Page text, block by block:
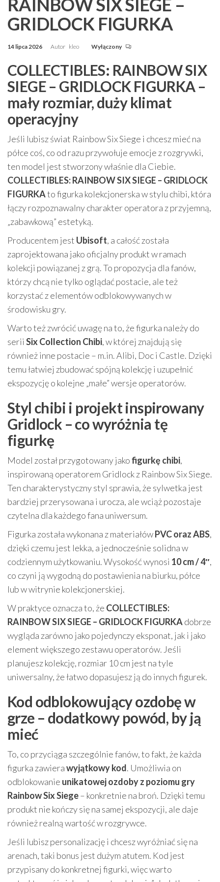
RAINBOW SIX SIEGE –
GRIDLOCK FIGURKA
14 lipca 2026 Autor kleo Wyłączony
COLLECTIBLES: RAINBOW SIX
SIEGE – GRIDLOCK FIGURKA –
mały rozmiar, duży klimat
operacyjny
Jeśli lubisz świat Rainbow Six Siege i chcesz mieć na
półce coś, co od razu przywołuje emocje z rozgrywki,
ten model jest stworzony właśnie dla Ciebie.
COLLECTIBLES: RAINBOW SIX SIEGE – GRIDLOCK
FIGURKAto figurka kolekcjonerska w stylu chibi, która
łączy rozpoznawalny charakter operatora z przyjemną,
„zabawkową” estetyką.
Producentem jest Ubisoft, a całość została
zaprojektowana jako oficjalny produkt w ramach
kolekcji powiązanej z grą. To propozycja dla fanów,
którzy chcą nie tylko oglądać postacie, ale też
korzystać z elementów odblokowywanych w
środowisku gry.
Warto też zwrócić uwagę na to, że figurka należy do
serii Six Collection Chibi, w której znajdują się
również inne postacie – m.in. Alibi, Doc i Castle. Dzięki
temu łatwiej zbudować spójną kolekcję i uzupełnić
ekspozycję o kolejne „małe” wersje operatorów.
Styl chibi i projekt inspirowany
Gridlock – co wyróżnia tę
figurkę
Model został przygotowany jakofigurkę chibi,
inspirowaną operatorem Gridlock z Rainbow Six Siege.
Ten charakterystyczny styl sprawia, że sylwetka jest
bardziej przerysowana i urocza, ale wciąż pozostaje
czytelna dla każdego fana uniwersum.
Figurka została wykonana z materiałówPVC oraz ABS,
dzięki czemu jest lekka, a jednocześnie solidna w
codziennym użytkowaniu. Wysokość wynosi 10 cm / 4″,
co czyni ją wygodną do postawienia na biurku, półce
lub w witrynie kolekcjonerskiej.
W praktyce oznacza to, że COLLECTIBLES:
RAINBOW SIX SIEGE – GRIDLOCK FIGURKAdobrze
wygląda zarówno jako pojedynczy eksponat, jak i jako
element większego zestawu operatorów. Jeśli
planujesz kolekcję, rozmiar 10 cm jest na tyle
uniwersalny, że łatwo dopasujesz ją do innych figurek.
Kod odblokowujący ozdobę w
grze – dodatkowy powód, by ją
mieć
To, co przyciąga szczególnie fanów, to fakt, że każda
figurka zawierawyjątkowy kod. Umożliwia on
odblokowanie unikatowej ozdoby z poziomu gry
Rainbow Six Siege– konkretnie na broń. Dzięki temu
produkt nie kończy się na samej ekspozycji, ale daje
również realną wartość w rozgrywce.
Jeśli lubisz personalizację i chcesz wyróżniać się na
arenach, taki bonus jest dużym atutem. Kod jest
przypisany do konkretnej figurki, więc warto